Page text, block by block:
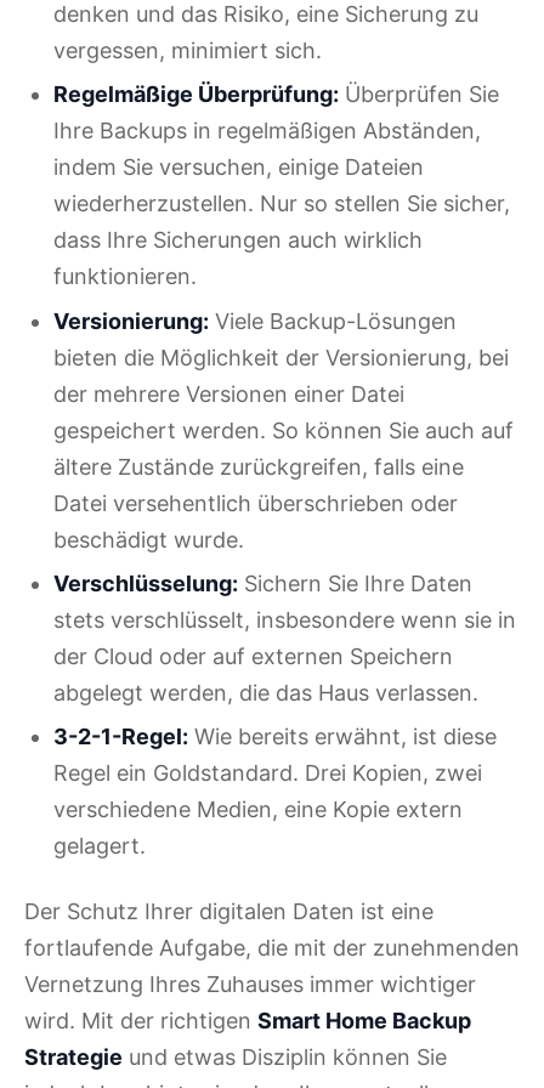
denken und das Risiko, eine Sicherung zu
vergessen, minimiert sich.
Regelmäßige Überprüfung: Überprüfen Sie
Ihre Backups in regelmäßigen Abständen,
indem Sie versuchen, einige Dateien
wiederherzustellen. Nur so stellen Sie sicher,
dass Ihre Sicherungen auch wirklich
funktionieren.
Versionierung: Viele Backup-Lösungen
bieten die Möglichkeit der Versionierung, bei
der mehrere Versionen einer Datei
gespeichert werden. So können Sie auch auf
ältere Zustände zurückgreifen, falls eine
Datei versehentlich überschrieben oder
beschädigt wurde.
Verschlüsselung: Sichern Sie Ihre Daten
stets verschlüsselt, insbesondere wenn sie in
der Cloud oder auf externen Speichern
abgelegt werden, die das Haus verlassen.
3-2-1-Regel: Wie bereits erwähnt, ist diese
Regel ein Goldstandard. Drei Kopien, zwei
verschiedene Medien, eine Kopie extern
gelagert.
Der Schutz Ihrer digitalen Daten ist eine
fortlaufende Aufgabe, die mit der zunehmenden
Vernetzung Ihres Zuhauses immer wichtiger
wird. Mit der richtigen Smart Home Backup
Strategie und etwas Disziplin können Sie